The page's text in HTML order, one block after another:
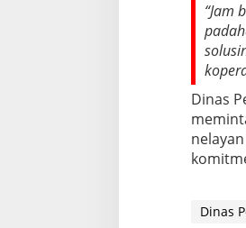
“Jam
Dinas
Dinas